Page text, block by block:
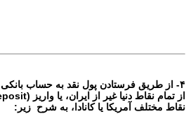
۴- از طریق فرستادن پول نقد به حساب
نقاط مختلف آمریکا یا کانادا، به شرح زیر: